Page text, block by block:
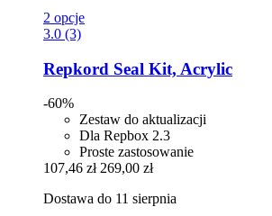
2 opcje
3.0 (3)
Repkord Seal Kit, Acrylic
-60%
Zestaw do aktualizacji
Dla Repbox 2.3
Proste zastosowanie
107,46 zł 269,00 zł
Dostawa do 11 sierpnia